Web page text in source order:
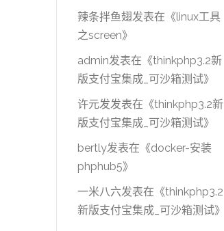
辣条拌鱼翅发表在《linux工具
之screen》
admin发表在《thinkphp3.2新
版支付宝集成_可沙箱测试》
许元发发表在《thinkphp3.2新
版支付宝集成_可沙箱测试》
bertly发表在《docker-安装
phphub5》
一米八六发表在《thinkphp3.2
新版支付宝集成_可沙箱测试》